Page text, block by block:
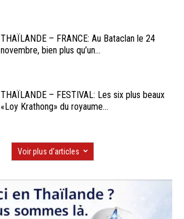
THAÏLANDE – FRANCE: Au Bataclan le 24
novembre, bien plus qu’un...
THAÏLANDE – FESTIVAL: Les six plus beaux
«Loy Krathong» du royaume...
Voir plus d'articles